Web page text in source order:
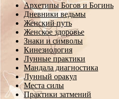
Архетипы Богов и Богинь
Дневники ведьмы
Женский путь
Женское здоровье
Знаки и символы
Кинезиология
Лунные практики
Мандала диагностика
Лунный оракул
Места силы
Практики затмений